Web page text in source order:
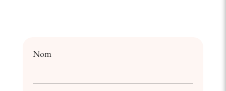
Nom